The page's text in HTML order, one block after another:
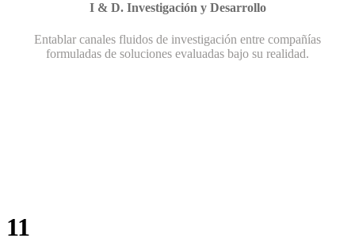
I & D. Investigación y Desarrollo
Entablar canales fluidos de investigación entre compañías
formuladas de soluciones evaluadas bajo su realidad.
11